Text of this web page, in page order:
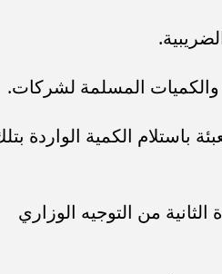
والكميات المسلمة لشركات.
باستلام الكمية الواردة
رقم 3 أنه يتم تعديل المادة الثانية من التوجيه الوزاري